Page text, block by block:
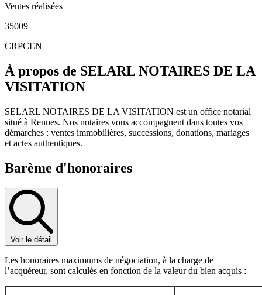
Ventes réalisées
35009
CRPCEN
À propos de SELARL NOTAIRES DE LA
VISITATION
SELARL NOTAIRES DE LA VISITATION est un office notarial
situé à Rennes. Nos notaires vous accompagnent dans toutes vos
démarches : ventes immobilières, successions, donations, mariages
et actes authentiques.
Barème d'honoraires
Voir le détail
Les honoraires maximums de négociation, à la charge de
l’acquéreur, sont calculés en fonction de la valeur du bien acquis :